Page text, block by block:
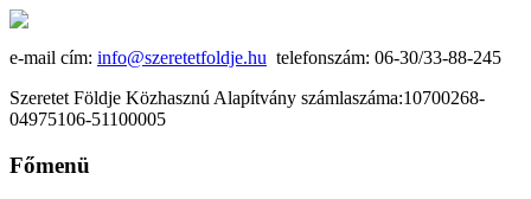
e-mail cím: info@szeretetfoldje.hu telefonszám: 06-30/33-88-245
Szeretet Földje Közhasznú Alapítvány számlaszáma:10700268-
04975106-51100005
Főmenü